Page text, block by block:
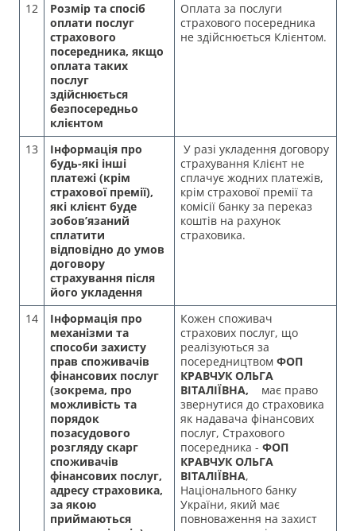
12
Розмір та спосіб
оплати послуг
страхового
посередника, якщо
оплата таких
послуг
здійснюється
безпосередньо
клієнтом
Оплата за послуги
страхового посередника
не здійснюється Клієнтом.
13
Інформація про
будь-які інші
платежі (крім
страхової премії),
які клієнт буде
зобов’язаний
сплатити
відповідно до умов
договору
страхування після
його укладення
У разі укладення договору
страхування Клієнт не
сплачує жодних платежів,
крім страхової премії та
комісії банку за переказ
коштів на рахунок
страховика.
14
Інформація про
механізми та
способи захисту
прав споживачів
фінансових послуг
(зокрема, про
можливість та
порядок
позасудового
розгляду скарг
споживачів
фінансових послуг,
адресу страховика,
за якою
приймаються
Кожен споживач
страхових послуг, що
реалізуються за
посередництвом ФОП
КРАВЧУК ОЛЬГА
ВІТАЛІЇВНА,
має право
звернутися до страховика
як надавача фінансових
послуг, Страхового
посередника - ФОП
КРАВЧУК ОЛЬГА
ВІТАЛІЇВНА,
Національного банку
України, який має
повноваження на захист